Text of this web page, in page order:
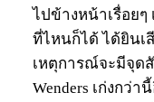
ไปข้างหน้าเรื่อยๆ
ที่ไหนก็ได้ ได้ยินเ
เหตุการณ์จะมีจุด
Wenders เก่งกว่า